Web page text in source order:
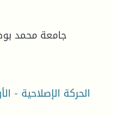
جامعة محمد
الحركة الإصلاحية -